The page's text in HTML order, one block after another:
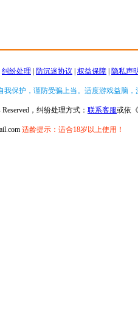
纠纷处理 防沉迷协议 权益保障 隐私声
保护，谨防受骗上当。适度游戏益脑
，纠纷处理方式： 联系客服或依《
适龄提示：适合18岁以上使用！